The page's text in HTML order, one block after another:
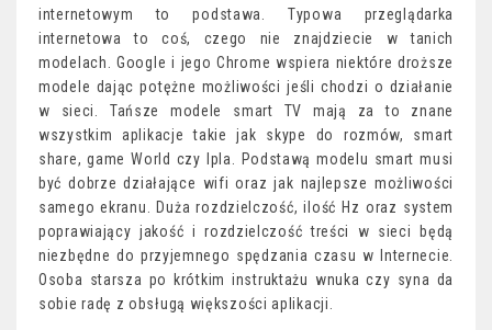
internetowym to podstawa. Typowa przeglądarka
internetowa to coś, czego nie znajdziecie w tanich
modelach. Google i jego Chrome wspiera niektóre droższe
modele dając potężne możliwości jeśli chodzi o działanie
w sieci. Tańsze modele smart TV mają za to znane
wszystkim aplikacje takie jak skype do rozmów, smart
share, game World czy Ipla. Podstawą modelu smart musi
być dobrze działające wifi oraz jak najlepsze możliwości
samego ekranu. Duża rozdzielczość, ilość Hz oraz system
poprawiający jakość i rozdzielczość treści w sieci będą
niezbędne do przyjemnego spędzania czasu w Internecie.
Osoba starsza po krótkim instruktażu wnuka czy syna da
sobie radę z obsługą większości aplikacji.